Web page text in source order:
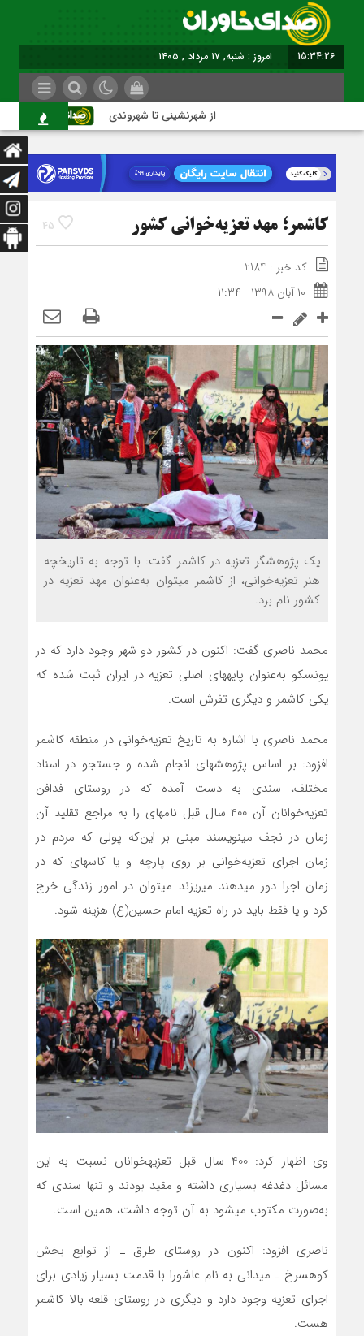
15:34:27 برابر با : Saturday - 8 August - 2026
از شهرنشینی تا شهروندی
45 کاشمر؛ مهد تعزیه‌خوانی کشور
کد خبر : 2184
۱۰ آبان ۱۳۹۸ - ۱۱:۳۴
یک پژوهشگر تعزیه در کاشمر گفت: با توجه به تاریخچه
هنر تعزیه‌خوانی، از کاشمر می‏توان به‌عنوان مهد تعزیه در
کشور نام برد.
محمد ناصری گفت: اکنون در کشور دو شهر وجود دارد که در
یونسکو به‌عنوان پایه‏های اصلی تعزیه در ایران ثبت شده که
یکی کاشمر و دیگری تفرش است.
محمد ناصری با اشاره به تاریخ تعزیه‌خوانی در منطقه کاشمر
افزود: بر اساس پژوهش‎های انجام شده و جستجو در اسناد
مختلف، سندی به دست آمده که در روستای فدافن
تعزیه‌خوانان آن 400 سال قبل نامه‎ای را به مراجع تقلید آن
زمان در نجف می‎نویسند مبنی بر این‌که پولی که مردم در
زمان اجرای تعزیه‌خوانی بر روی پارچه و یا کاسه‏ای که در
زمان اجرا دور می‏دهند می‎ریزند می‏توان در امور زندگی خرج
کرد و یا فقط باید در راه تعزیه امام حسین(ع) هزینه شود.
وی اظهار کرد: 400 سال قبل تعزیه‎خوانان نسبت به این
مسائل دغدغه بسیاری داشته و مقید بودند و تنها سندی که
به‌صورت مکتوب می‏شود به آن توجه داشت، همین است.
ناصری افزود: اکنون در روستای طرق ـ از توابع بخش
کوهسرخ ـ میدانی به نام عاشورا با قدمت بسیار زیادی برای
اجرای تعزیه وجود دارد و دیگری در روستای قلعه بالا کاشمر
هست.